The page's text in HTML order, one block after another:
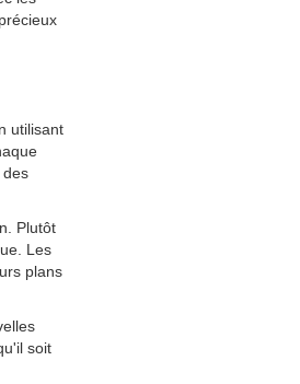
utilisant
des
Plutôt
Les
plans
soit